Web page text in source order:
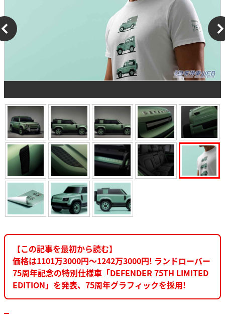
【この記事を最初から読む】
価格は1101万3000円〜1242万3000円! ランドローバー
75周年記念の特別仕様車「DEFENDER 75TH LIMITED
EDITION」を発表、75周年グラフィックを採用!